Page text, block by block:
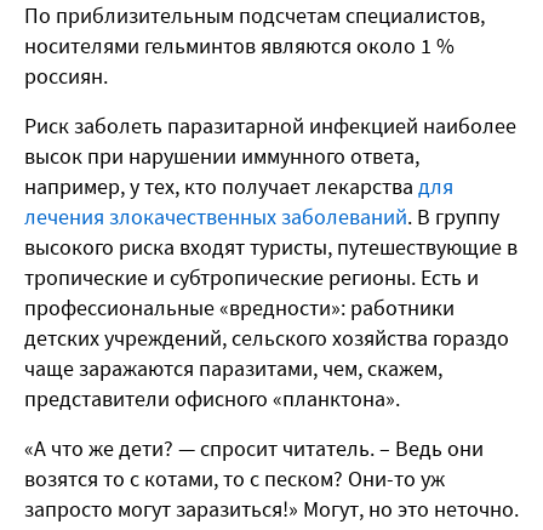
По приблизительным подсчетам специалистов,
носителями гельминтов являются около 1 %
россиян.
Риск заболеть паразитарной инфекцией наиболее
высок при нарушении иммунного ответа,
например, у тех, кто получает лекарства для
лечения злокачественных заболеваний. В группу
высокого риска входят туристы, путешествующие в
тропические и субтропические регионы. Есть и
профессиональные «вредности»: работники
детских учреждений, сельского хозяйства гораздо
чаще заражаются паразитами, чем, скажем,
представители офисного «планктона».
«А что же дети? — спросит читатель. – Ведь они
возятся то с котами, то с песком? Они-то уж
запросто могут заразиться!» Могут, но это неточно.